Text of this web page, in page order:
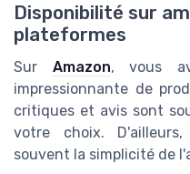
Disponibilité sur
plateformes
Sur Amazon, vous
impressionnante de
critiques et avis sont
votre choix.
souvent la simplicité de